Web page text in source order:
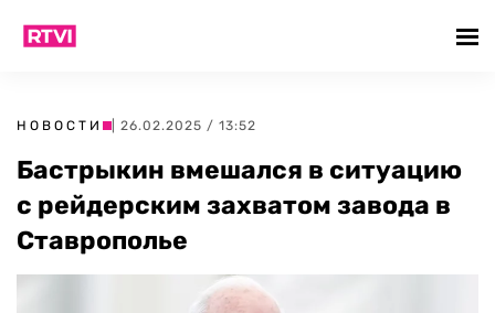
НОВОСТИ | 26.02.2025 / 13:52
Бастрыкин вмешался в ситуацию
с рейдерским захватом завода в
Ставрополье